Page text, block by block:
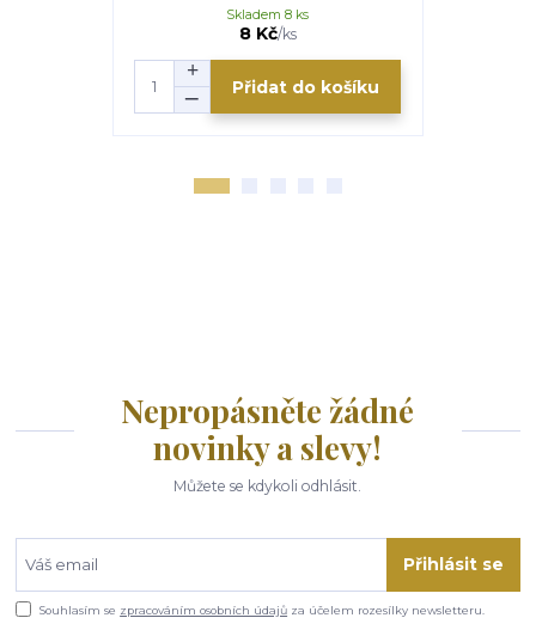
8 Kč/ks
Skladem 8 ks
Přidat do košíku
Nepropásněte žádné
novinky a slevy!
Můžete se kdykoli odhlásit.
Přihlásit se
Souhlasím se zpracováním osobních údajů za účelem rozesílky newsletteru.